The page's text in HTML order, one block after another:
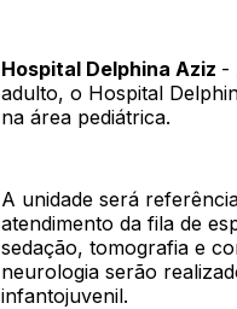
Hospital Delphina Aziz -
adulto, o Hospital
na área pediátrica.
A unidade será
atendimento da fila de
sedação, tomografia e
neurologia serão
infantojuvenil.